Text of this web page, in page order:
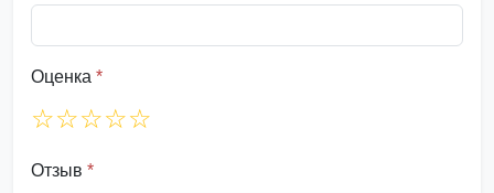
Оценка *
☆☆☆☆☆
Отзыв *